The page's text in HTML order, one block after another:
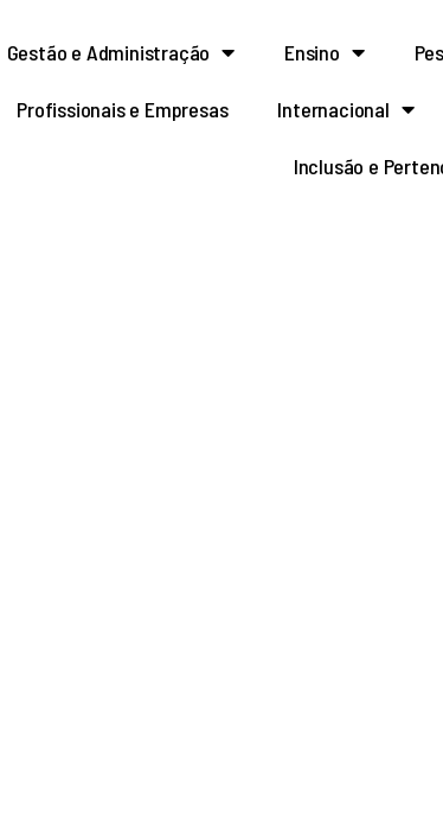
Gestão e Administração Ensino
Profissionais e Empresas Internacional
Inclusão e